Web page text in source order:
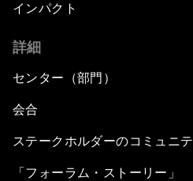
インパクト
詳細
センター（部門）
会合
ステークホルダーのコミュニ
「フォーラム・ストーリー」